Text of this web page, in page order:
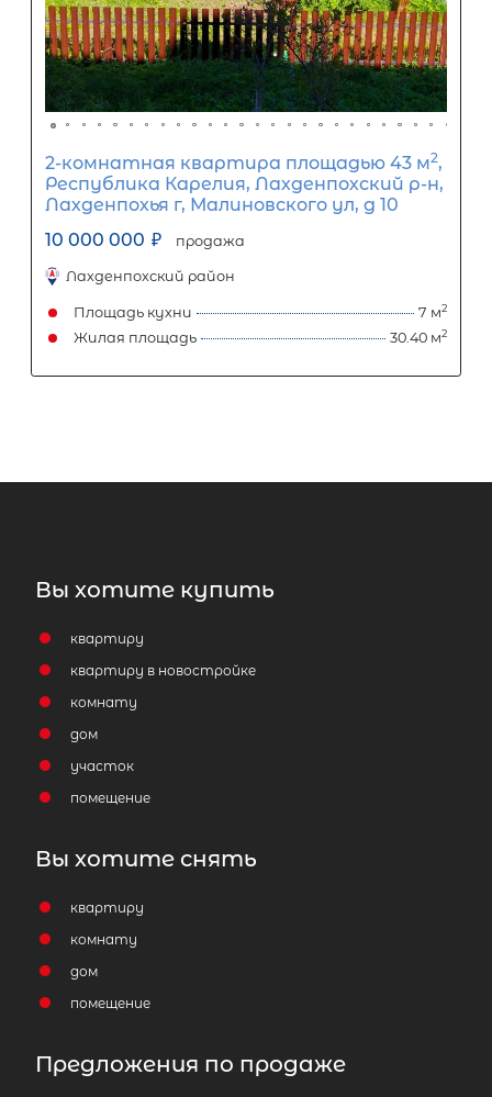
1-комнатная квартира площадью
СПб, Красносельский р-н, Адмирала
Коновалова ул, д 2-4
10 000 000 ₽ продажа
Площадь кухни
Жилая площадь
Мы поможем подобрать
Отправить заявку
Вы хотите купить
квартиру
квартиру в новостройке
комнату
дом
участок
помещение
Вы хотите снять
квартиру
комнату
дом
помещение
Предложения по продаже